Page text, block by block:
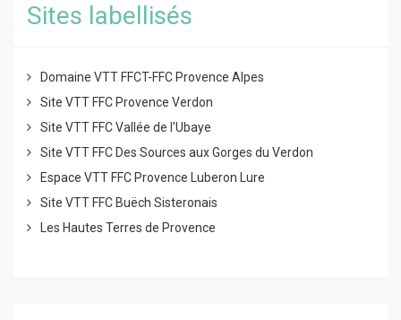
Sites labellisés
Domaine VTT FFCT-FFC Provence Alpes
Site VTT FFC Provence Verdon
Site VTT FFC Vallée de l'Ubaye
Site VTT FFC Des Sources aux Gorges du Verdon
Espace VTT FFC Provence Luberon Lure
Site VTT FFC Buëch Sisteronais
Les Hautes Terres de Provence